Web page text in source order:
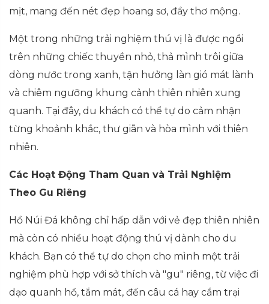
mịt, mang đến nét đẹp hoang sơ, đầy thơ mộng.
Một trong những trải nghiệm thú vị là được ngồi
trên những chiếc thuyền nhỏ, thả mình trôi giữa
dòng nước trong xanh, tận hưởng làn gió mát lành
và chiêm ngưỡng khung cảnh thiên nhiên xung
quanh. Tại đây, du khách có thể tự do cảm nhận
từng khoảnh khắc, thư giãn và hòa mình với thiên
nhiên.
Các Hoạt Động Tham Quan và Trải Nghiệm
Theo Gu Riêng
Hồ Núi Đá không chỉ hấp dẫn với vẻ đẹp thiên nhiên
mà còn có nhiều hoạt động thú vị dành cho du
khách. Bạn có thể tự do chọn cho mình một trải
nghiệm phù hợp với sở thích và "gu" riêng, từ việc đi
dạo quanh hồ, tắm mát, đến câu cá hay cắm trại